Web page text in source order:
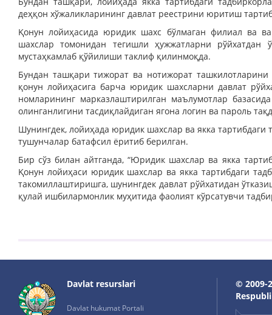
деҳқон хўжаликларининг давлат реестрини юритиш
Қонун лойиҳасида юридик шахс бўлмаган филиал ва
шахслар томонидан тегишли ҳужжатларни рўйхатдан
мустаҳкамлаб қўйилиши таклиф қилинмоқда.
Бундан ташқари тижорат ва нотижорат
қонун лойиҳасига барча юридик шахсларни давлат
номларининг марказлаштирилган маълумотлар
олинганлигини тасдиқлайдиган ягона логин ва пароль
Шунингдек, лойиҳада юридик шахслар ва якка тартибдаги
тушунчалар батафсил ёритиб берилган.
Бир сўз билан айтганда, “Юридик шахслар ва якка
Қонун лойиҳаси юридик шахслар ва якка тартибдаги
такомиллаштиришга, шунингдек давлат рўйхатидан
қулай ишбилармонлик муҳитида фаолият кўрсатувчи
Davlat resurslari
Davlat hukumat Portali
© 2009-